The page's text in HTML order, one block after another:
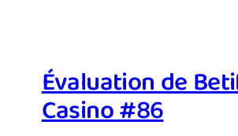
Évaluation de
Casino #86